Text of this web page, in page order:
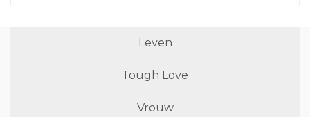
Leven
Tough Love
Vrouw